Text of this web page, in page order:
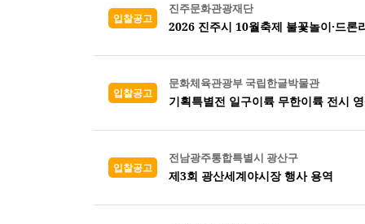
입찰공고
진주문화관광재단
2026 진주시 10월축제 불꽃놀이·드론
입찰공고
문화체육관광부 국립한글박물관
기획특별전 일구이륙 무한이륙 전시
입찰공고
전남광주통합특별시 광산구
제3회 광산세계야시장 행사 용역